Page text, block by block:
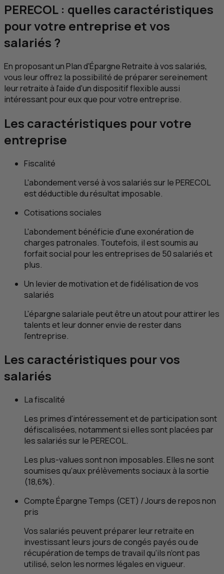
PERECOL : quelles caractéristiques
pour votre entreprise et vos
salariés ?
En proposant un Plan d'Épargne Retraite à vos salariés,
vous leur offrez la possibilité de préparer sereinement
leur retraite à l'aide d'un dispositif flexible aussi
intéressant pour eux que pour votre entreprise.
Les caractéristiques pour votre
entreprise
Fiscalité
L'abondement versé à vos salariés sur le PERECOL
est déductible du résultat imposable.
Cotisations sociales
L'abondement bénéficie d'une exonération de
charges patronales. Toutefois, il est soumis au
forfait social pour les entreprises de 50 salariés et
plus.
Un levier de motivation et de fidélisation de vos
salariés
L'épargne salariale peut être un atout pour attirer les
talents et leur donner envie de rester dans
l’entreprise.
Les caractéristiques pour vos
salariés
La fiscalité
Les primes d'intéressement et de participation sont
défiscalisées, notamment si elles sont placées par
les salariés sur le PERECOL.
Les plus-values sont non imposables. Elles ne sont
soumises qu’aux prélèvements sociaux à la sortie
(18,6%).
Compte Épargne Temps (CET) / Jours de repos non
pris
Vos salariés peuvent préparer leur retraite en
investissant leurs jours de congés payés ou de
récupération de temps de travail qu’ils n’ont pas
utilisé, selon les normes légales en vigueur.